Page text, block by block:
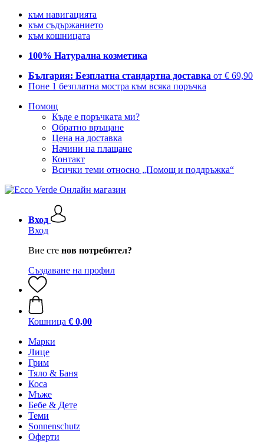
към навигацията
към съдържанието
към кошницата
100% Натурална козметика
България: Безплатна стандартна доставка от € 69,90
Поне 1 безплатна мостра към всяка поръчка
Помощ
Къде е поръчката ми?
Обратно връщане
Цена на доставка
Начини на плащане
Контакт
Всички теми относно „Помощ и поддръжка“
Вход
Вход
Вие сте нов потребител?
Създаване на профил
Кошница € 0,00
Марки
Лице
Грим
Тяло & Баня
Коса
Мъже
Бебе & Дете
Теми
Sonnenschutz
Оферти